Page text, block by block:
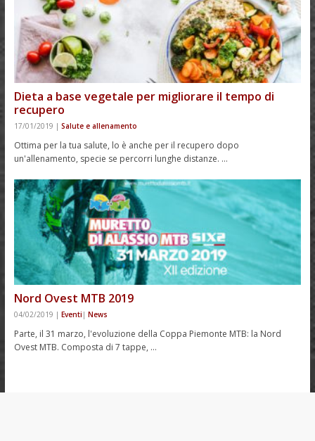
Dieta a base vegetale per migliorare il tempo di
recupero
17/01/2019 | Salute e allenamento
Ottima per la tua salute, lo è anche per il recupero dopo
un'allenamento, specie se percorri lunghe distanze. …
Nord Ovest MTB 2019
04/02/2019 | Eventi | News
Parte, il 31 marzo, l'evoluzione della Coppa Piemonte MTB: la Nord
Ovest MTB. Composta di 7 tappe, …